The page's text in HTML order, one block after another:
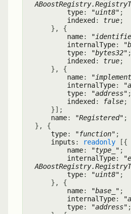
type: "uint8" ;
indexed : true;
} , {
name:
internalType:
type: "bytes32" ;
indexed : true;
} , {
name:
internalType:
type: "address" ;
indexed : false;
}] ;
name: "Registered" ;
} , {
type: "function" ;
inputs : readonly [{
name: "type_" ;
internalType:
type: "uint8" ;
} , {
name: "base_" ;
internalType:
type: "address" ;